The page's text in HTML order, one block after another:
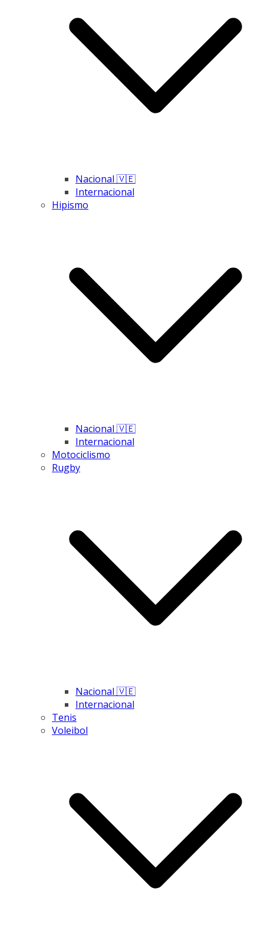
Nacional 🇻🇪
Internacional
Hipismo
Nacional 🇻🇪
Internacional
Motociclismo
Rugby
Nacional 🇻🇪
Internacional
Tenis
Voleibol